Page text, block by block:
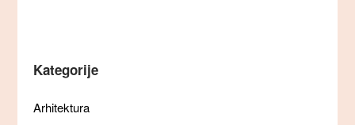
Kategorije
Arhitektura